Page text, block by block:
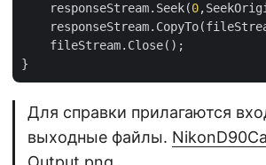
    responseStream.Seek(
0
    fileStream.Close();
Для справки прилагаются
выходные файлы.